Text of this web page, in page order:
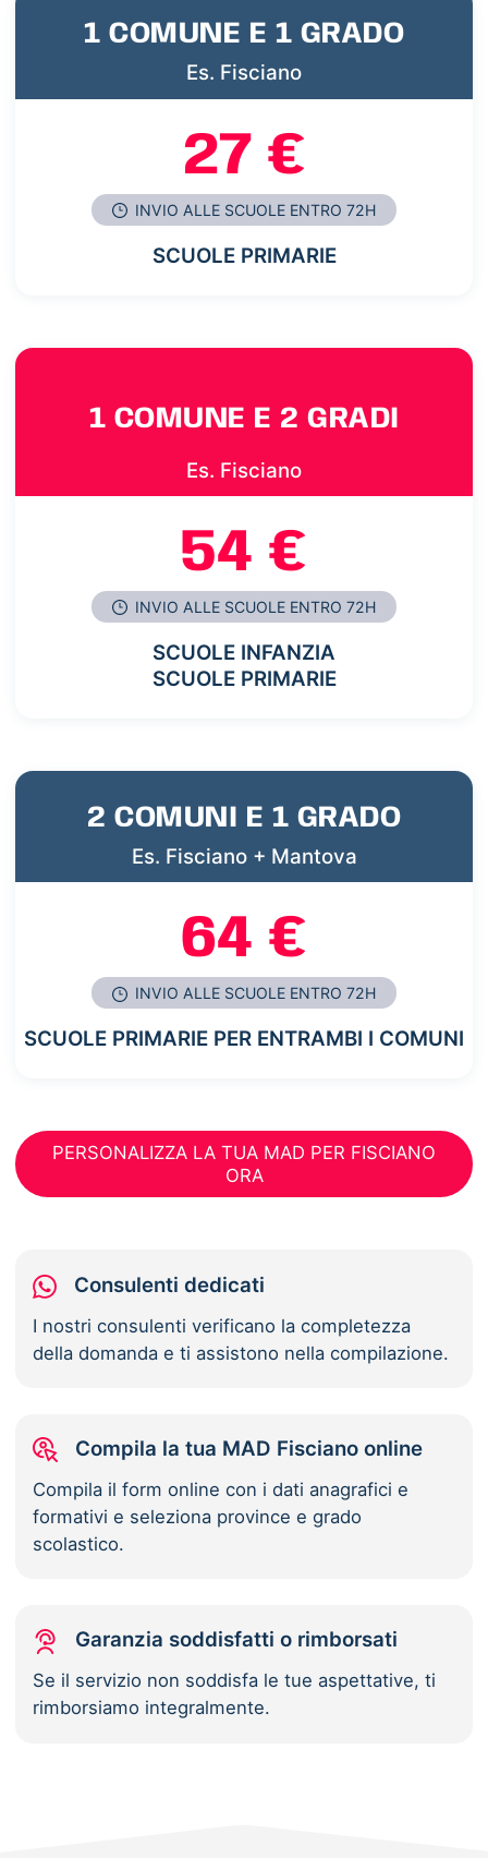
1 COMUNE E 1 GRADO
Es. Fisciano
27 €
INVIO ALLE SCUOLE ENTRO 72H
SCUOLE PRIMARIE
1 COMUNE E 2 GRADI
Es. Fisciano
54 €
INVIO ALLE SCUOLE ENTRO 72H
SCUOLE INFANZIA
SCUOLE PRIMARIE
2 COMUNI E 1 GRADO
Es. Fisciano + Mantova
64 €
INVIO ALLE SCUOLE ENTRO 72H
SCUOLE PRIMARIE PER ENTRAMBI I COMUNI
PERSONALIZZA LA TUA MAD PER FISCIANO
ORA
Consulenti dedicati
I nostri consulenti verificano la completezza
della domanda e ti assistono nella compilazione.
Compila la tua MAD Fisciano online
Compila il form online con i dati anagrafici e
formativi e seleziona province e grado
scolastico.
Garanzia soddisfatti o rimborsati
Se il servizio non soddisfa le tue aspettative, ti
rimborsiamo integralmente.